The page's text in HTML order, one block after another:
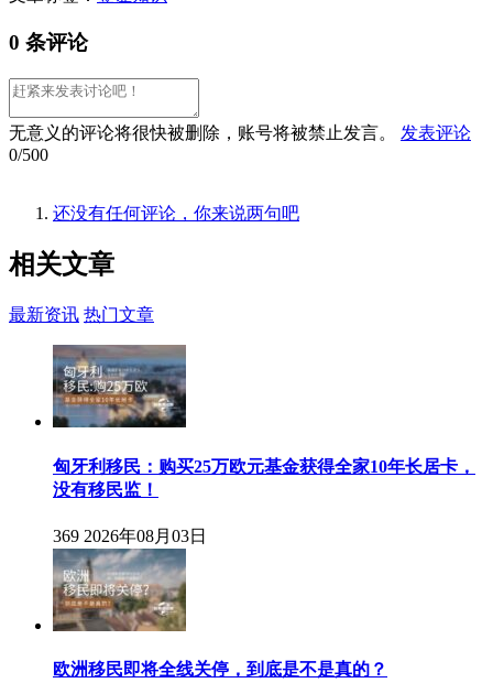
0 条评论
无意义的评论将很快被删除，账号将被禁止发言。
发表评论
0/500
还没有任何评论，你来说两句吧
相关文章
最新资讯 热门文章
匈牙利移民：购买25万欧元基金获得全家10年长居卡，
没有移民监！
369 2026年08月03日
欧洲移民即将全线关停，到底是不是真的？